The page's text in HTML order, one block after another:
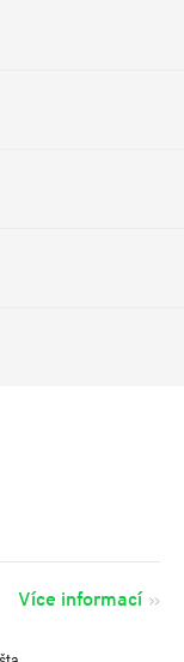
Více informací